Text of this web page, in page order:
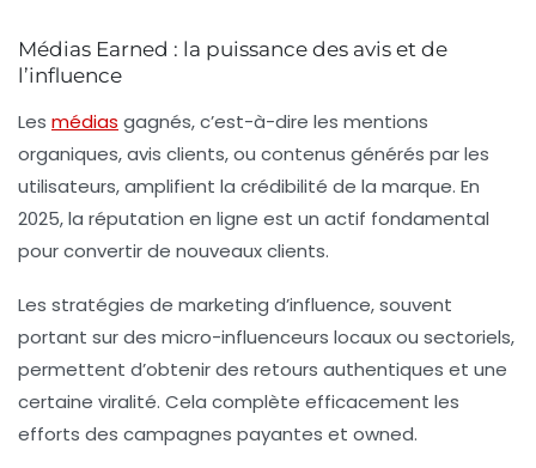
Médias Earned : la puissance des avis et de
l’influence
Les médias gagnés, c’est-à-dire les mentions
organiques, avis clients, ou contenus générés par les
utilisateurs, amplifient la crédibilité de la marque. En
2025, la réputation en ligne est un actif fondamental
pour convertir de nouveaux clients.
Les stratégies de marketing d’influence, souvent
portant sur des micro-influenceurs locaux ou sectoriels,
permettent d’obtenir des retours authentiques et une
certaine viralité. Cela complète efficacement les
efforts des campagnes payantes et owned.